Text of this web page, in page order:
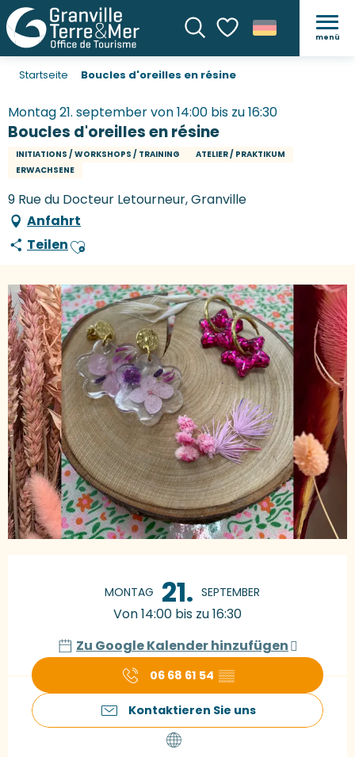
SucheVoir les favoris
menü
Startseite Boucles d'oreilles en résine
Montag 21. september von 14:00 bis zu 16:30
Boucles d'oreilles en résine
INITIATIONS / WORKSHOPS / TRAINING
ATELIER / PRAKTIKUM
ERWACHSENE
9 Rue du Docteur Letourneur, Granville
Anfahrt
TeilenAjouter aux favoris
MONTAG 21. SEPTEMBER
Von 14:00 bis zu 16:30
Zu Google Kalender hinzufügen
06 68 61 54 ▒▒
Kontaktieren Sie uns